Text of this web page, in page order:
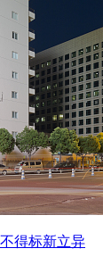
得标新立异